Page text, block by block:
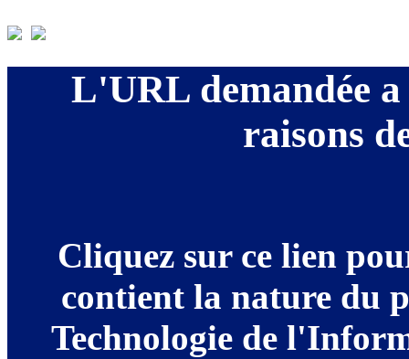
L'URL demandée a
raisons
Cliquez sur ce lien
contient la nature du
Technologie de